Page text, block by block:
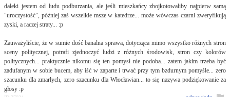
daleki jestem od ludu podburzania, ale jeśli mieszkańcy zbojkotowaliby najpierw samą
"uroczystość", później zaś wszelkie msze w katedrze... może wówczas czarni zweryfikują
zyski, a raczej straty... :p
Zauważyliście, że w sumie dość banalna sprawa, dotycząca mimo wszystko różnych stron
sceny politycznej, potrafi zjednoczyć ludzi z różnych środowisk, stron czy kolorów
politycznych... praktycznie nikomu się ten pomysł nie podoba... zatem jakim trzeba być
zadufanym w sobie bucem, aby iść w zaparte i trwać przy tym bzdurnym pomyśle... zero
szacunku dla zmarłych, zero szacunku dla Włocławian... to się nazywa podziękowanie za
głosy :p